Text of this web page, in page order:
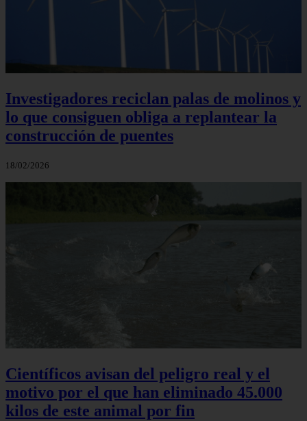
Investigadores reciclan palas de molinos y
lo que consiguen obliga a replantear la
construcción de puentes
18/02/2026
Científicos avisan del peligro real y el
motivo por el que han eliminado 45.000
kilos de este animal por fin